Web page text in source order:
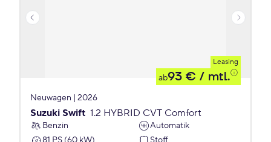
Leasing
ab93 € / mtl.
Neuwagen | 2026
Suzuki Swift 1.2 HYBRID CVT Comfort
Benzin
Automatik